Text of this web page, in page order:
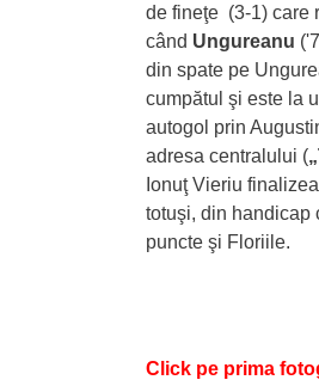
de fineţe (3-1) care
când Ungureanu
din spate pe
cumpătul şi este la
autogol prin
adresa centralului (
Ionuţ Vieriu
totuşi, din handicap
puncte şi Floriile.
Click pe prima